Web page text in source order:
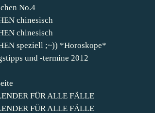
No.4
chinesisch
chinesisch
speziell ;~)) *Horoskope*
und -termine 2012
FÜR ALLE FÄLLE
FÜR ALLE FÄLLE